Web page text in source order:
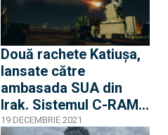
Două rachete Katiușa,
lansate către
ambasada SUA din
Irak. Sistemul C-RAM a
doborât una din ele
19 DECEMBRIE 2021